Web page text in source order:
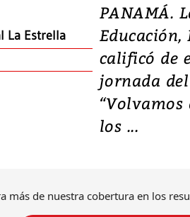
La Estrella
PANAMÁ.
calificó de
jornada
“Volvamos
los ...
más de nuestra cobertura en los